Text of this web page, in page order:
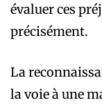
évaluer ces
précisément.
La
la voie à une